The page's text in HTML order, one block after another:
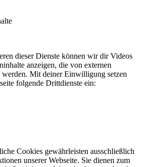
dieser Dienste können wir dir Videos
anzeigen, die von externen
werden. Mit deiner Einwilligung setzen
folgende Drittdienste ein:
Cookies gewährleisten ausschließlich
unserer Webseite. Sie dienen zum